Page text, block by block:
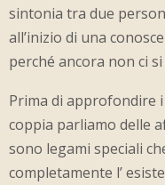
sintonia tra due
all’inizio di una
perché ancora non ci si
Prima di approfondire
coppia parliamo delle
sono legami speciali
completamente l’